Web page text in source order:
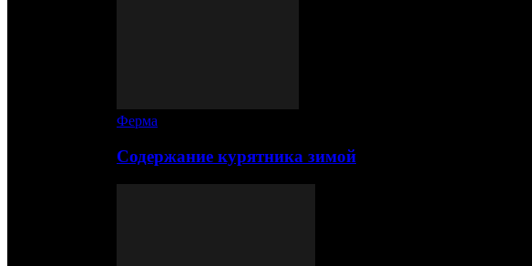
Ферма
Содержание курятника зимой